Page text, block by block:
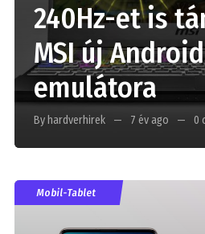
240Hz-et is
MSI új Android
emulátora
By hardverhirek 7 év ago 0
Mobil-Tablet